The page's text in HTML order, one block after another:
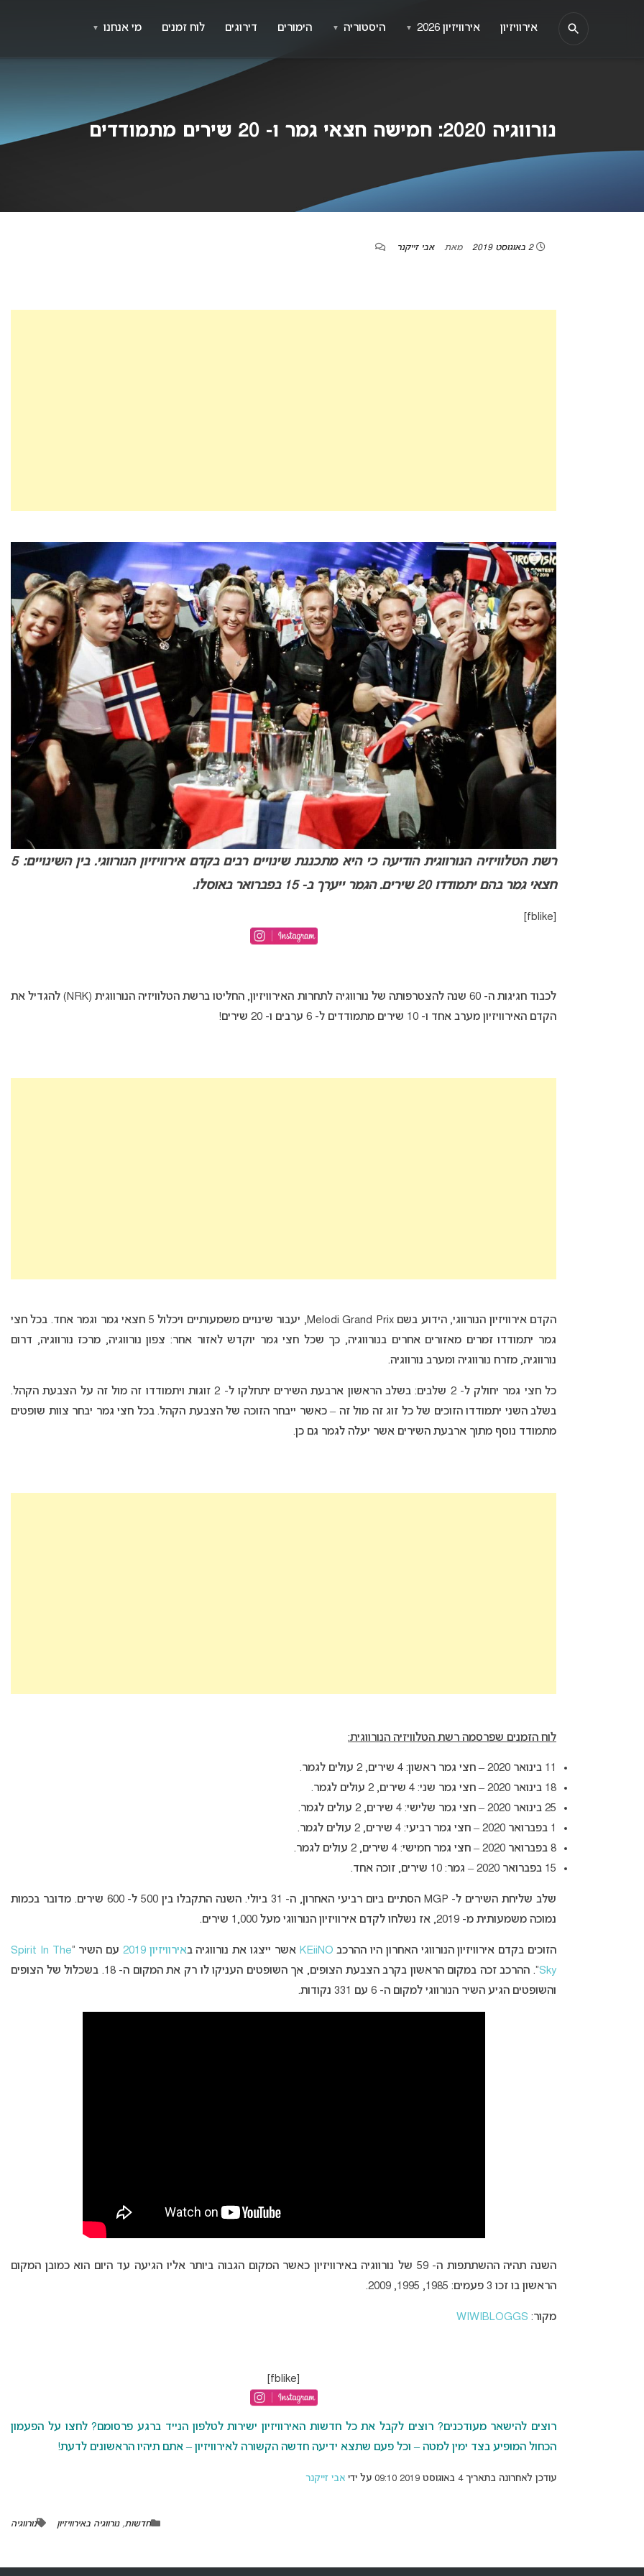
נורווגיה 2020: חמישה חצאי גמר ו- 20 שירים מתמודדים
2 באוגוסט 2019 מאת אבי זייקנר
רשת הטלוויזיה הנורווגית הודיעה כי היא מתכננת שינויים רבים בקדם אירוויזיון הנורווגי. בין השינויים: 5
חצאי גמר בהם יתמודדו 20 שירים. הגמר ייערך ב- 15 בפברואר באוסלו.
לכבוד חגיגות ה- 60 שנה להצטרפותה של נורווגיה לתחרות האירוויזיון, החליטו ברשת הטלוויזיה הנורווגית (NRK) להגדיל את
הקדם האירוויזיון מערב אחד ו- 10 שירים מתמודדים ל- 6 ערבים ו- 20 שירים!
הקדם אירוויזיון הנורווגי, הידוע בשם Melodi Grand Prix, יעבור שינויים משמעותיים ויכלול 5 חצאי גמר וגמר אחד. בכל חצי
גמר יתמודדו זמרים מאזורים אחרים בנורווגיה, כך שכל חצי גמר יוקדש לאזור אחר: צפון נורווגיה, מרכז נורווגיה, דרום
נורווגיה, מזרח נורווגיה ומערב נורווגיה.
כל חצי גמר יחולק ל- 2 שלבים: בשלב הראשון ארבעת השירים יתחלקו ל- 2 זוגות ויתמודדו זה מול זה על הצבעת הקהל.
בשלב השני יתמודדו הזוכים של כל זוג זה מול זה – כאשר ייבחר הזוכה של הצבעת הקהל. בכל חצי גמר יבחר צוות שופטים
מתמודד נוסף מתוך ארבעת השירים אשר יעלה לגמר גם כן.
לוח הזמנים שפרסמה רשת הטלוויזיה הנורווגית:
11 בינואר 2020 – חצי גמר ראשון: 4 שירים, 2 עולים לגמר.
18 בינואר 2020 – חצי גמר שני: 4 שירים, 2 עולים לגמר.
25 בינואר 2020 – חצי גמר שלישי: 4 שירים, 2 עולים לגמר.
1 בפברואר 2020 – חצי גמר רביעי: 4 שירים, 2 עולים לגמר.
8 בפברואר 2020 – חצי גמר חמישי: 4 שירים, 2 עולים לגמר.
15 בפברואר 2020 – גמר: 10 שירים, זוכה אחד.
שלב שליחת השירים ל- MGP הסתיים ביום רביעי האחרון, ה- 31 ביולי. השנה התקבלו בין 500 ל- 600 שירים. מדובר בכמות
נמוכה משמעותית מ- 2019, אז נשלחו לקדם אירוויזיון הנורווגי מעל 1,000 שירים.
הזוכים בקדם אירוויזיון הנורווגי האחרון היו ההרכב KEiiNO אשר ייצגו את נורווגיה באירוויזיון 2019 עם השיר “Spirit In The
Sky
“. ההרכב זכה במקום הראשון בקרב הצבעת הצופים, אך השופטים העניקו לו רק את המקום ה- 18. בשכלול של הצופים
והשופטים הגיע השיר הנורווגי למקום ה- 6 עם 331 נקודות.
השנה תהיה ההשתתפות ה- 59 של נורווגיה באירוויזיון כאשר המקום הגבוה ביותר אליו הגיעה עד היום הוא כמובן המקום
הראשון בו זכו 3 פעמים: 1985, 1995, 2009.
מקור: WIWIBLOGGS
[fblike]
רוצים להישאר מעודכנים? רוצים לקבל את כל חדשות האירוויזיון ישירות לטלפון הנייד ברגע פרסומם? לחצו על הפעמון
הכחול המופיע בצד ימין למטה – וכל פעם שתצא ידיעה חדשה הקשורה לאירוויזיון – אתם תיהיו הראשונים לדעת!
עודכן לאחרונה בתאריך 4 באוגוסט 2019 09:10 על ידי אבי זייקנר
חדשות,נורווגיה באירוויזיון נורווגיה
אירוויזיון אירוויזיון 2026 ▼ היסטוריה ▼ הימורים דירוגים לוח זמנים מי אנחנו ▼